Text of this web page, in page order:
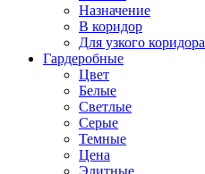
Назначение
В коридор
Для узкого коридора
Гардеробные
Цвет
Белые
Светлые
Серые
Темные
Цена
Элитные